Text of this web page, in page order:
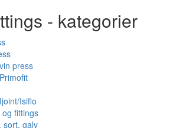
- kategorier
press
Isiflo
fittings
sort, galv